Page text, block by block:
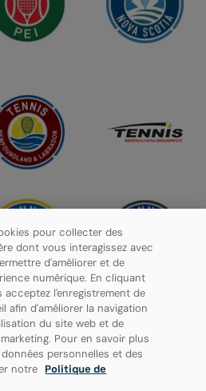
pour collecter des
dont vous interagissez avec
d'améliorer et de
numérique. En cliquant
l'enregistrement de
afin d'améliorer la navigation
du site web et de
Pour en savoir plus
personnelles et des
notre Politique de